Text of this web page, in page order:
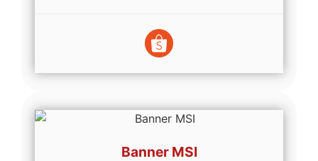
Banner MSI